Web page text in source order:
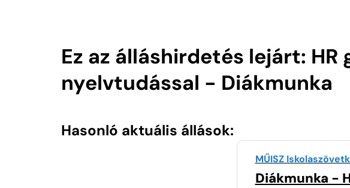
Ez az álláshirdetés lejárt:
nyelvtudással - Diákmunka
Hasonló aktuális állások:
MŰISZ
Diákmunka -